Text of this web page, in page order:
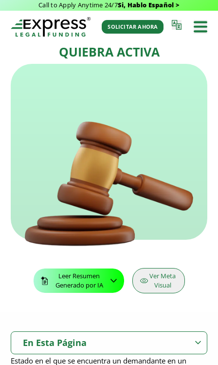
Call to Apply Anytime 24/7Si, Hablo Español >
SOLICITAR AHORA
Volver al Glosario
por Aaron Winston
QUIEBRA ACTIVA
Leer Resumen
Generado por IA
Ver Meta
Visual
En Esta Página
Estado en el que se encuentra un demandante en un